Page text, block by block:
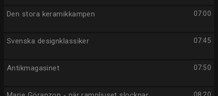
07:00
Den stora keramikkampen
07:45
Svenska designklassiker
07:50
Antikmagasinet